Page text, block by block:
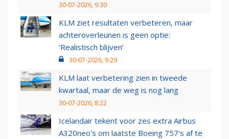
30-07-2026, 9:30
KLM ziet resultaten verbeteren, maar
achteroverleunen is geen optie:
‘Realistisch blijven’
30-07-2026, 9:29
KLM laat verbetering zien in tweede
kwartaal, maar de weg is nog lang
30-07-2026, 8:22
Icelandair tekent voor zes extra Airbus
A320neo's om laatste Boeing 757's af te